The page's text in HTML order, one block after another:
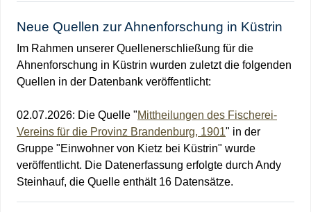
Neue Quellen zur Ahnenforschung in Küstrin
Im Rahmen unserer Quellenerschließung für die
Ahnenforschung in Küstrin wurden zuletzt die folgenden
Quellen in der Datenbank veröffentlicht:
02.07.2026: Die Quelle "Mittheilungen des Fischerei-
Vereins für die Provinz Brandenburg, 1901" in der
Gruppe "Einwohner von Kietz bei Küstrin" wurde
veröffentlicht. Die Datenerfassung erfolgte durch Andy
Steinhauf, die Quelle enthält 16 Datensätze.